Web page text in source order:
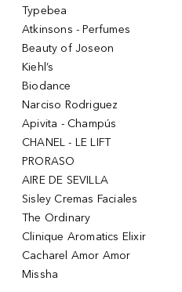
Typebea
Atkinsons - Perfumes
Beauty of Joseon
Kiehl’s
Biodance
Narciso Rodriguez
Apivita - Champús
CHANEL - LE LIFT
PRORASO
AIRE DE SEVILLA
Sisley Cremas Faciales
The Ordinary
Clinique Aromatics Elixir
Cacharel Amor Amor
Missha